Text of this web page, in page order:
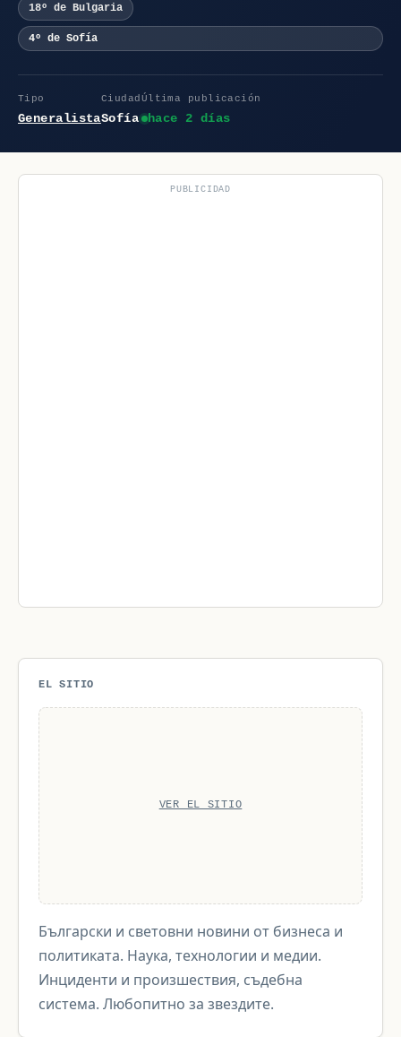
18º de Bulgaria
4º de Sofía
Tipo
Generalista
Ciudad
Sofía
Última publicación
hace 2 días
PUBLICIDAD
EL SITIO
VER EL SITIO
Български и световни новини от бизнеса и
политиката. Наука, технологии и медии.
Инциденти и произшествия, съдебна
система. Любопитно за звездите.